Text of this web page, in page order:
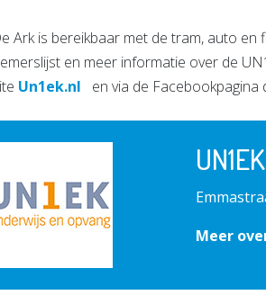
Ark is bereikbaar met de tram, auto
en meer informatie over de
Un1ek.nl en via de Facebookpagina
Meer